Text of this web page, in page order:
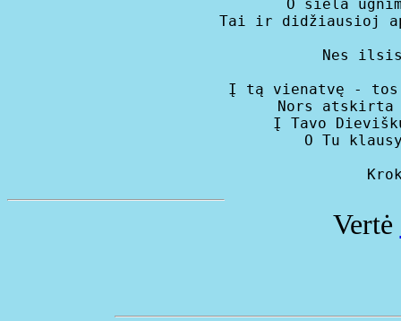
O siela
Tai ir didžiausioj
Nes
Į tą vienatvę - tos
Nors atskirta
Į Tavo
O Tu
Vertė